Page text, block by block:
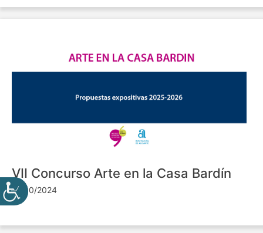
VII Concurso Arte en la Casa Bardín
24/10/2024